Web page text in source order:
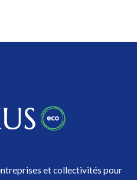
et collectivités pour